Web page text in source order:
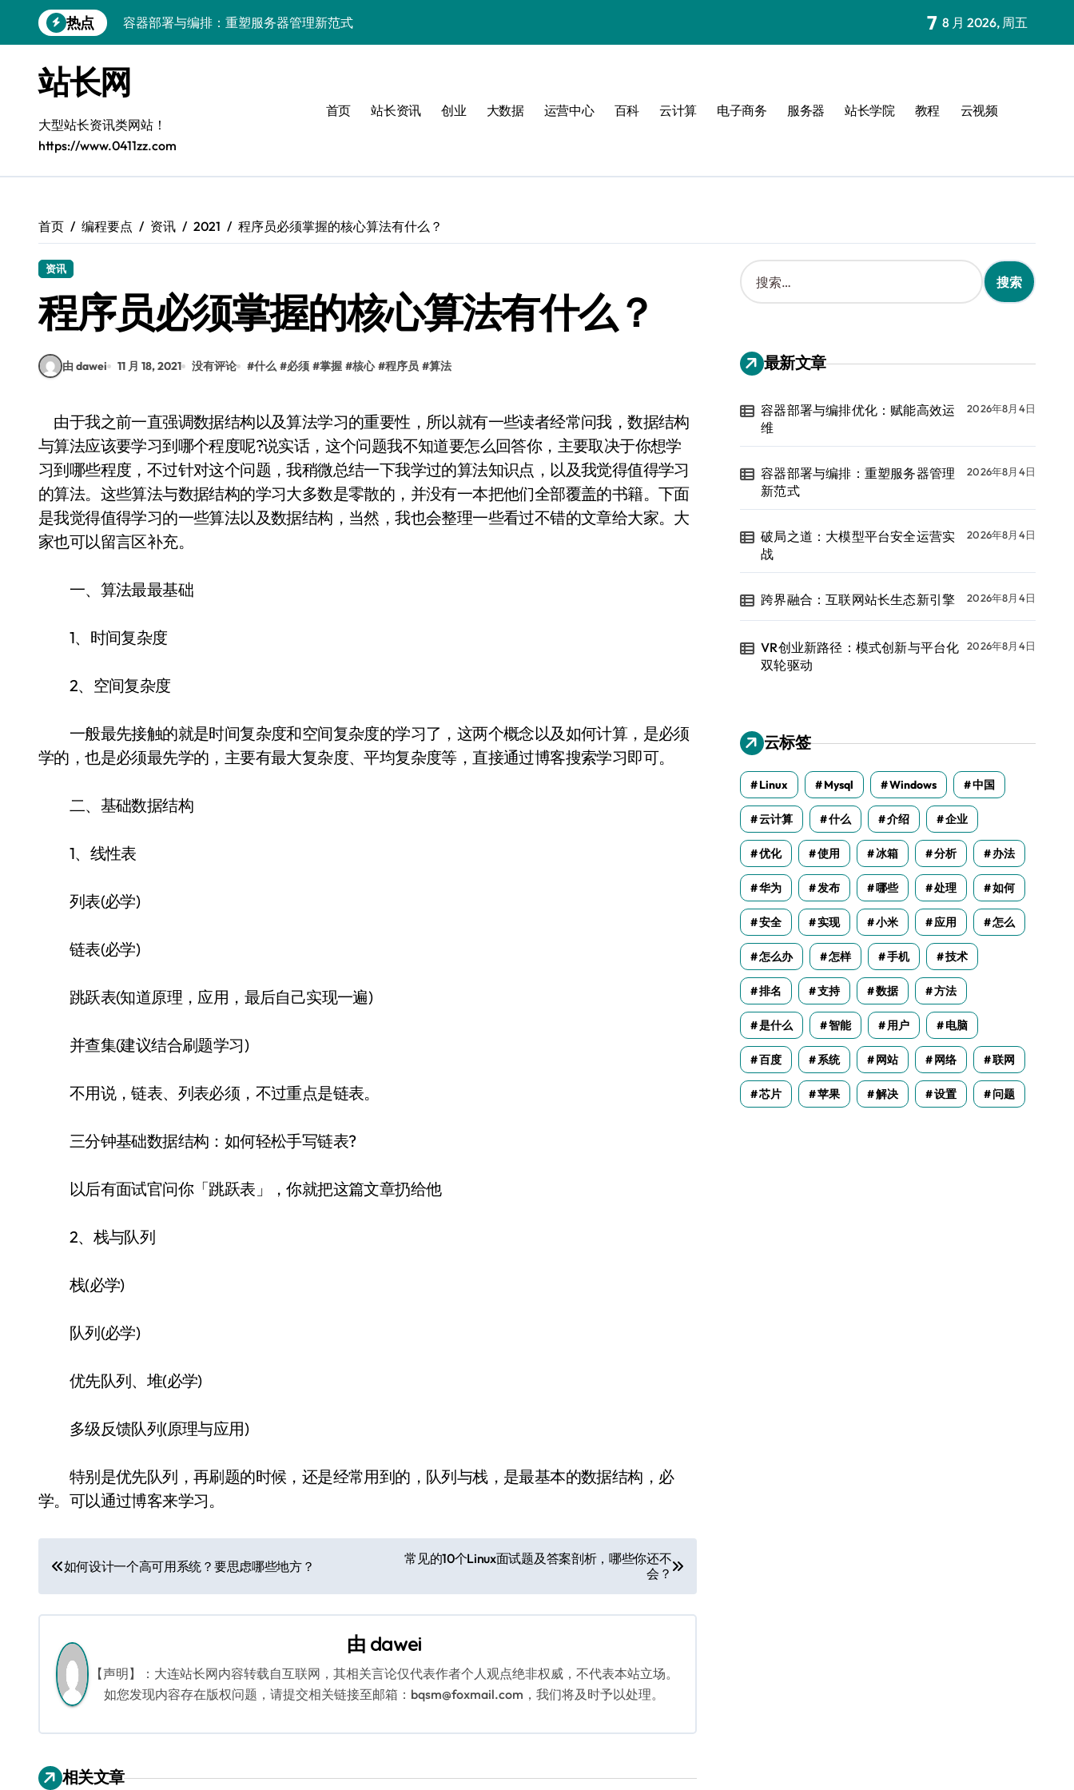
到
热点
容器部署与编排：重塑服务器管理新范式
跨界融合：互联网站长生态新引擎
VR创业新路径：模式创新与平台化双轮驱动
容器智能编排：释放服务器极致效能
模式革新驱动：平台生态创业实战指南
Android开发视角下的平台创业与运营实战
容器部署与编排优化：赋能高效运维
7 8 月 2026, 周五
站长网
大型站长资讯类网站！
https://www.0411zz.com
首页 站长资讯 创业 大数据 运营中心 百科 云计算 电子商务 服务器 站长学院 教程 云视频
首页 编程要点 资讯 2021 程序员必须掌握的核心算法有什么？
资讯
程序员必须掌握的核心算法有什么？
由 dawei 11 月 18, 2021 没有评论 #什么 #必须 #掌握 #核心 #程序员 #算法
由于我之前一直强调数据结构以及算法学习的重要性，所以就有一些读者经常问我，数据结构
与算法应该要学习到哪个程度呢?说实话，这个问题我不知道要怎么回答你，主要取决于你想学
习到哪些程度，不过针对这个问题，我稍微总结一下我学过的算法知识点，以及我觉得值得学习
的算法。这些算法与数据结构的学习大多数是零散的，并没有一本把他们全部覆盖的书籍。下面
是我觉得值得学习的一些算法以及数据结构，当然，我也会整理一些看过不错的文章给大家。大
家也可以留言区补充。
一、算法最最基础
1、时间复杂度
2、空间复杂度
一般最先接触的就是时间复杂度和空间复杂度的学习了，这两个概念以及如何计算，是必须
学的，也是必须最先学的，主要有最大复杂度、平均复杂度等，直接通过博客搜索学习即可。
二、基础数据结构
1、线性表
列表(必学)
链表(必学)
跳跃表(知道原理，应用，最后自己实现一遍)
并查集(建议结合刷题学习)
不用说，链表、列表必须，不过重点是链表。
三分钟基础数据结构：如何轻松手写链表?
以后有面试官问你「跳跃表」，你就把这篇文章扔给他
2、栈与队列
栈(必学)
队列(必学)
优先队列、堆(必学)
多级反馈队列(原理与应用)
特别是优先队列，再刷题的时候，还是经常用到的，队列与栈，是最基本的数据结构，必
学。可以通过博客来学习。
文
章
导
航
如何设计一个高可用系统？要思虑哪些地方？
常见的10个Linux面试题及答案剖析，哪些你还不
会？
由 dawei
【声明】：大连站长网内容转载自互联网，其相关言论仅代表作者个人观点绝非权威，不代表本站立场。
如您发现内容存在版权问题，请提交相关链接至邮箱：bqsm@foxmail.com，我们将及时予以处理。
相关文章
搜
索
：
最新文章
容器部署与编排优化：赋能高效运
维
2026年8月4日
容器部署与编排：重塑服务器管理
新范式
2026年8月4日
破局之道：大模型平台安全运营实
战
2026年8月4日
跨界融合：互联网站长生态新引擎 2026年8月4日
VR创业新路径：模式创新与平台化
双轮驱动
2026年8月4日
云标签
Linux Mysql Windows 中国
云计算 什么 介绍 企业
优化 使用 冰箱 分析 办法
华为 发布 哪些 处理 如何
安全 实现 小米 应用 怎么
怎么办 怎样 手机 技术
排名 支持 数据 方法
是什么 智能 用户 电脑
百度 系统 网站 网络 联网
芯片 苹果 解决 设置 问题